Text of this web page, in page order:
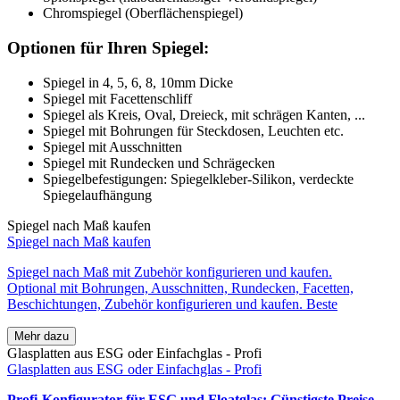
Chromspiegel (Oberflächenspiegel)
Optionen für Ihren Spiegel:
Spiegel in 4, 5, 6, 8, 10mm Dicke
Spiegel mit Facettenschliff
Spiegel als Kreis, Oval, Dreieck, mit schrägen Kanten, ...
Spiegel mit Bohrungen für Steckdosen, Leuchten etc.
Spiegel mit Ausschnitten
Spiegel mit Rundecken und Schrägecken
Spiegelbefestigungen: Spiegelkleber-Silikon, verdeckte
Spiegelaufhängung
Spiegel nach Maß kaufen
Spiegel nach Maß kaufen
Spiegel nach Maß mit Zubehör konfigurieren und kaufen.
Optional mit Bohrungen, Ausschnitten, Rundecken, Facetten,
Beschichtungen, Zubehör konfigurieren und kaufen. Beste
Mehr dazu
Glasplatten aus ESG oder Einfachglas - Profi
Glasplatten aus ESG oder Einfachglas - Profi